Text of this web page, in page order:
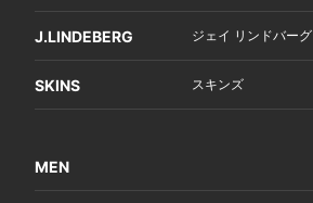
J.LINDEBERG ジェイ リンドバーグ
SKINS スキンズ
MEN